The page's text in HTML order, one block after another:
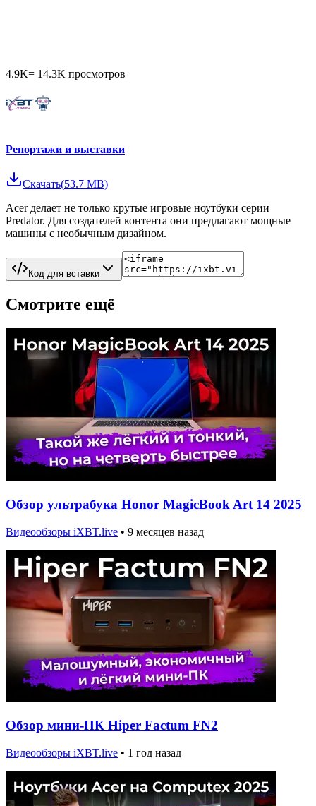
4.9K= 14.3K просмотров
Репортажи и выставки
Скачать(53.7 MB)
Acer делает не только крутые игровые ноутбуки серии
Predator. Для создателей контента они предлагают мощные
машины с необычным дизайном.
Код для вставки
Смотрите ещё
Обзор ультрабука Honor MagicBook Art 14 2025
Видеообзоры iXBT.live • 9 месяцев назад
Обзор мини-ПК Hiper Factum FN2
Видеообзоры iXBT.live • 1 год назад